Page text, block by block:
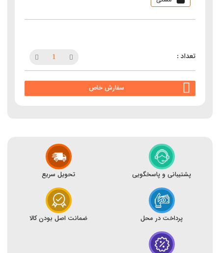
سفارش خاص
پشتیبانی و پاسخگویی تحویل سریع
پرداخت در محل ضمانت اصل بودن کالا